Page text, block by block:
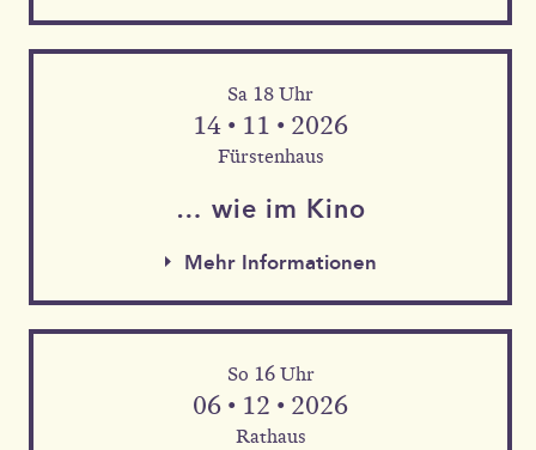
Mehr Informationen
Mehr Informationen
Sa 18 Uhr
14 • 11 • 2026
Fürstenhaus
… wie im Kino
Mehr Informationen
So 16 Uhr
06 • 12 • 2026
Rathaus